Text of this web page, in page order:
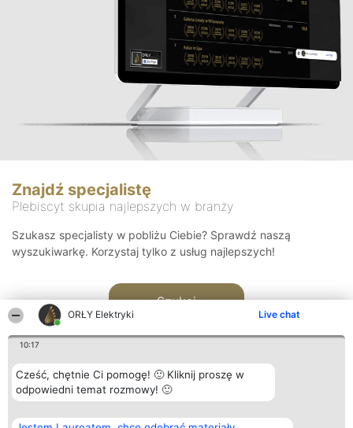
ORŁY Elektryki Live chat
10:17
Cześć, chętnie Ci pomogę! 🙂 Kliknij proszę w
odpowiedni temat rozmowy! 🙂
Znajdź specjalistę
Plebiscyt skupia najlepszych w branży
Szukasz specjalisty w pobliżu Ciebie? Sprawdź naszą
wyszukiwarkę. Korzystaj tylko z usług najlepszych!
Szukaj
Organizator plebiscytu Plebiscyt Kontakt